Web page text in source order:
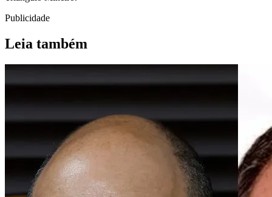
Publicidade
Leia também